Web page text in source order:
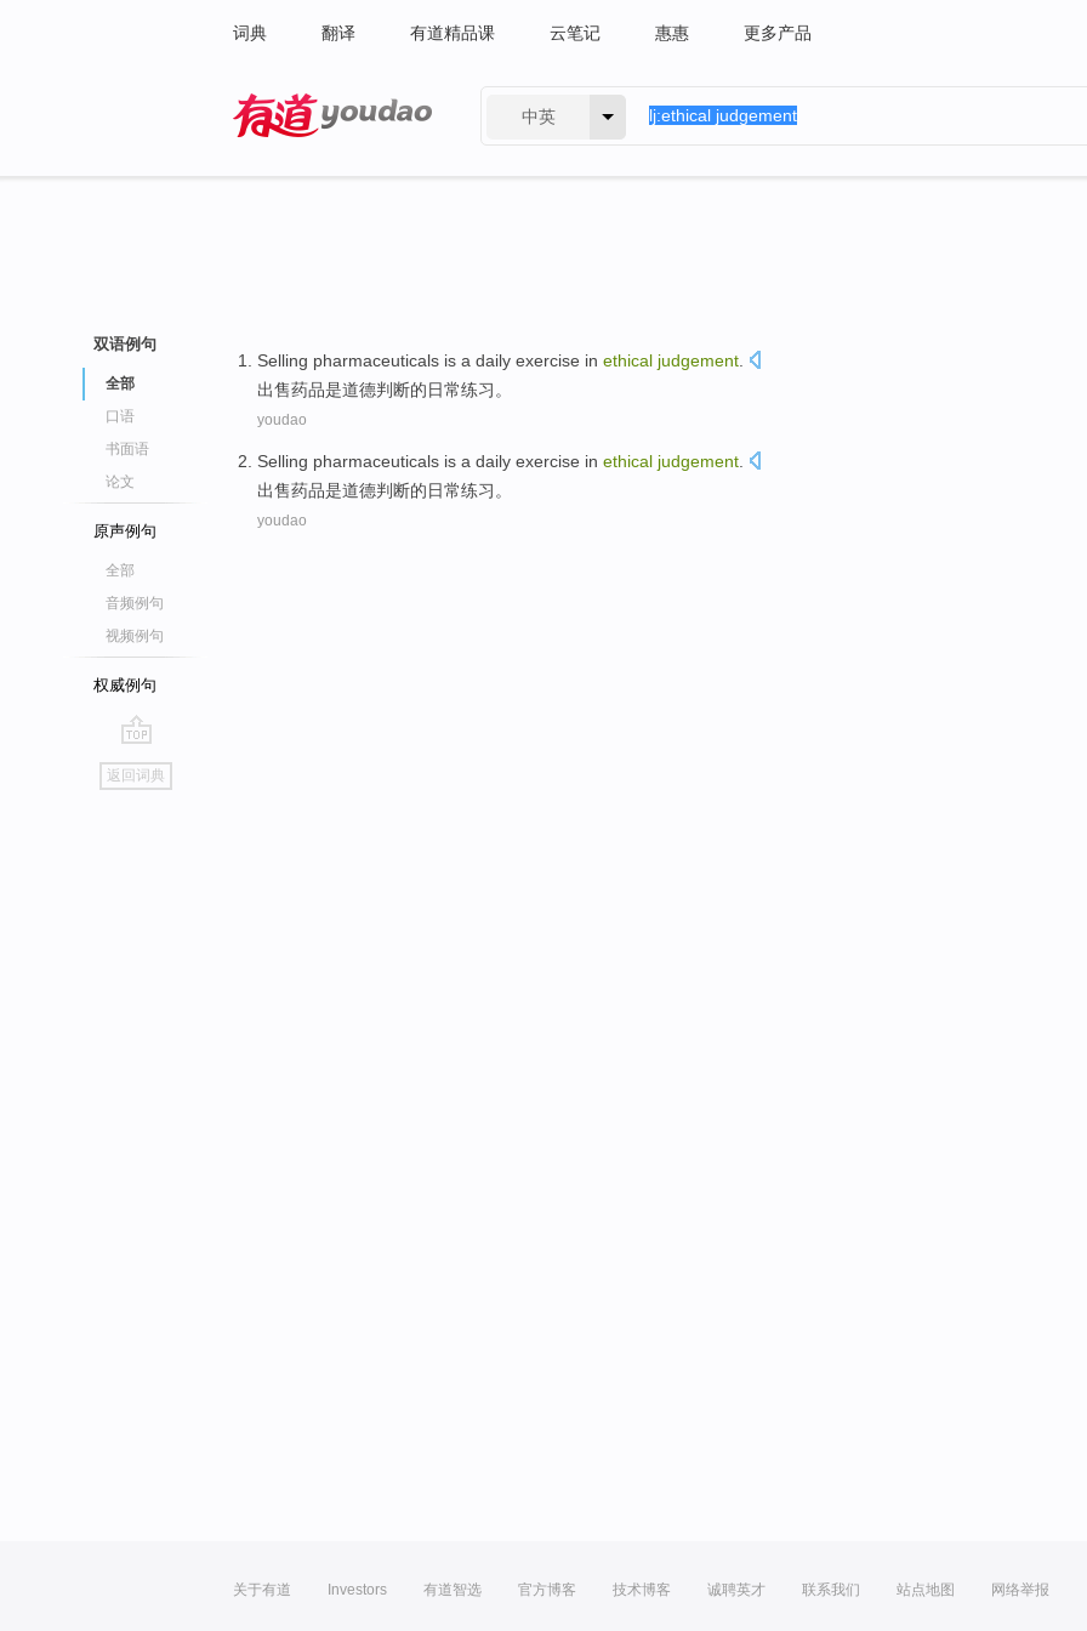
词典 翻译 有道精品课 云笔记 惠惠 更多产品
中英
双语例句
全部
口语
书面语
论文
原声例句
全部
音频例句
视频例句
权威例句
go
top
返回词典
Selling pharmaceuticals is a daily exercise in ethical judgement
出售药品是道德判断的日常练习 。
youdao
Selling pharmaceuticals is a daily exercise in ethical judgement
出售药品是道德判断的日常练习 。
youdao
关于有道 Investors 有道智选 官方博客 技术博客 诚聘英才 联系我们 站点地图 网络举报